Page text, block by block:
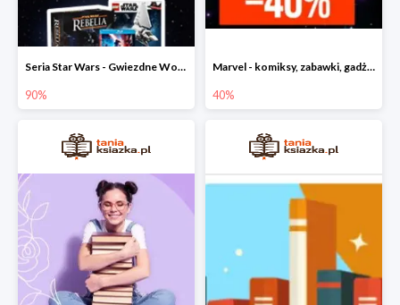
Seria Star Wars - Gwiezdne Wojny do -90%
90%
Marvel - komiksy, zabawki, gadżety
40%